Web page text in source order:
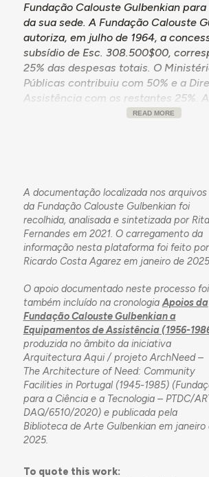
Fundação Calouste Gulbenkian
da sua sede. A Fundação Calouste
autoriza, em julho de 1964, a
subsídio de Esc. 308.500$00,
25% das despesas totais. O
Públicas contribuiu com 50% e a
Assistência com os restantes 25%.
correspondência, deve ter sido
correspondência, terá sido concluída
primeiro subsídio (Esc. 308.500$00)
três prestações e o segundo subsídio
159.563$00) em apenas uma.
O processo para a construção da
pedido de subsídio em 1963 e
correspondência de 1971, onde a
Calouste Gulbenkian envia uma
subsídio concedido para a conclusão
descrito em nenhum momento a
construção ou data de inauguração,
considere o ano de 1966 como a
em conta uma factura relativa à
estacas para as fundações.
READ MORE
A documentação localizada nos arquivos
da Fundação Calouste Gulbenkian foi
recolhida, analisada e sintetizada por Rita
Fernandes em 2021. O carregamento da
informação nesta plataforma foi feito por
Ricardo Costa Agarez em janeiro de
O apoio documentado neste processo foi
também incluído na cronologiaApoios da
Fundação Calouste Gulbenkian a
Equipamentos de Assistência (1956-
produzida no âmbito da iniciativa
Arquitectura Aqui / projeto ArchNeed –
The Architecture of Need: Community
Facilities in Portugal (1945-1985)
para a Ciência e a Tecnologia – PTDC/
DAQ/6510/2020) e publicada pela
Biblioteca de Arte Gulbenkian em janeiro
2025.
To quote this work: